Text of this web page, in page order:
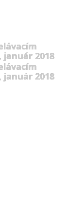
január 2018
január 2018